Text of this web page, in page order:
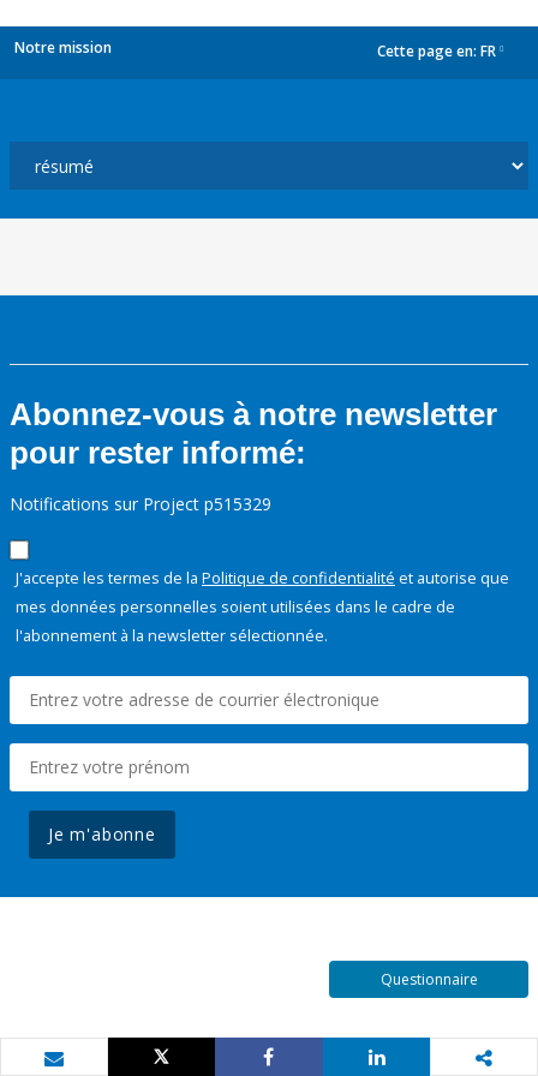
Notre mission Cette page en: FR
Abonnez-vous à notre newsletter
pour rester informé:
Notifications sur Project p515329
J'accepte les termes de la Politique de confidentialité et autorise que
mes données personnelles soient utilisées dans le cadre de
l'abonnement à la newsletter sélectionnée.
Je m'abonne
Questionnaire